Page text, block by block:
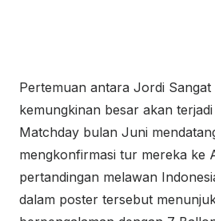
Pertemuan antara Jordi Sangat
kemungkinan besar akan
Matchday bulan Juni
mengkonfirmasi tur mereka ke
pertandingan melawan
dalam poster tersebut